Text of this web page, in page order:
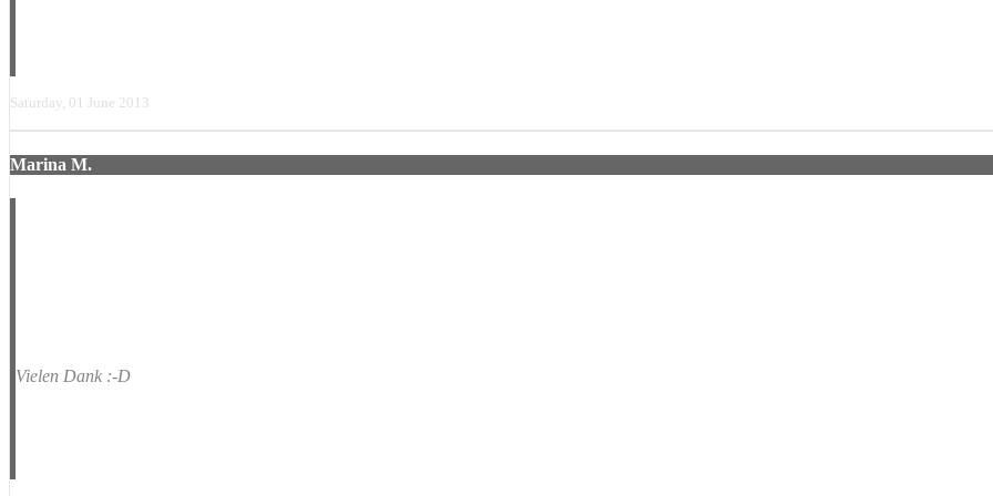
Saturday, 01 June 2013
Marina M.
Vielen Dank :-D